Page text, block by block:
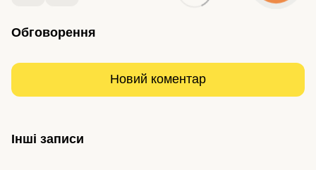
Обговорення
Новий коментар
Інші записи